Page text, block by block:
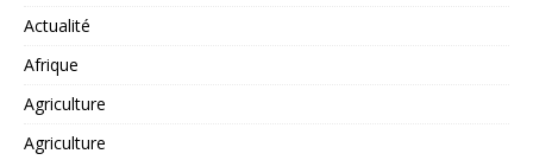
Actualité
Afrique
Agriculture
Agriculture